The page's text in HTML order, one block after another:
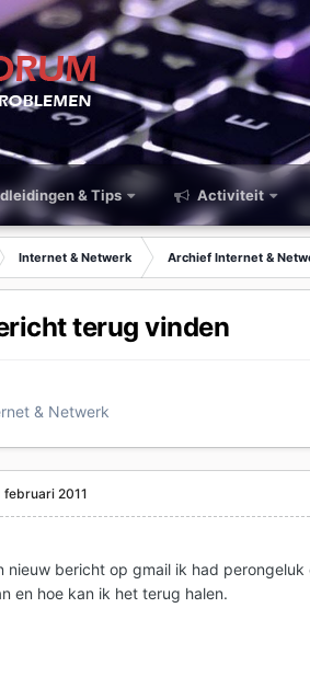
& Tips Activiteit
Internet & Netwerk Archief Internet &
terug vinden
& Netwerk
februari 2011
nieuw bericht op gmail ik had
en hoe kan ik het terug halen.